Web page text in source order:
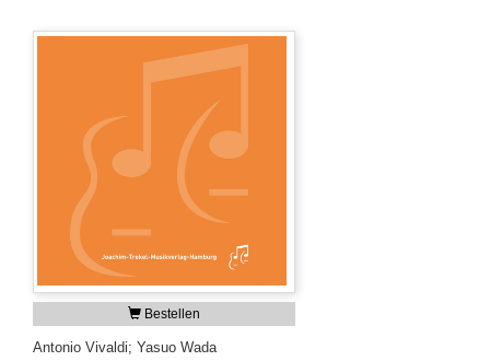
Bestellen
Antonio Vivaldi; Yasuo Wada